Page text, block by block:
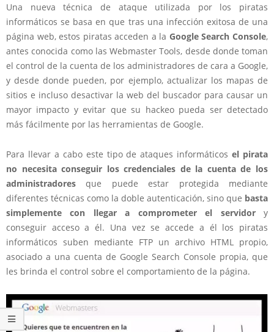
Una nueva técnica de ataque utilizada por los piratas
informáticos se basa en que tras una infección exitosa de una
página web, estos piratas acceden a la Google Search Console,
antes conocida como las Webmaster Tools, desde donde toman
el control de la cuenta de los administradores de cara a Google,
y desde donde pueden, por ejemplo, actualizar los mapas de
sitios e incluso desactivar la web del buscador para causar un
mayor impacto y evitar que su hackeo pueda ser detectado
más fácilmente por las herramientas de Google.
Para llevar a cabo este tipo de ataques informáticosel pirata
no necesita conseguir los credenciales de la cuenta de los
administradores que puede estar protegida mediante
diferentes técnicas como la doble autenticación, sino que basta
simplemente con llegar a comprometer el servidory
conseguir acceso a él. Una vez se accede a él los piratas
informáticos suben mediante FTP un archivo HTML propio,
asociado a una cuenta de Google Search Console propia, que
les brinda el control sobre el comportamiento de la página.